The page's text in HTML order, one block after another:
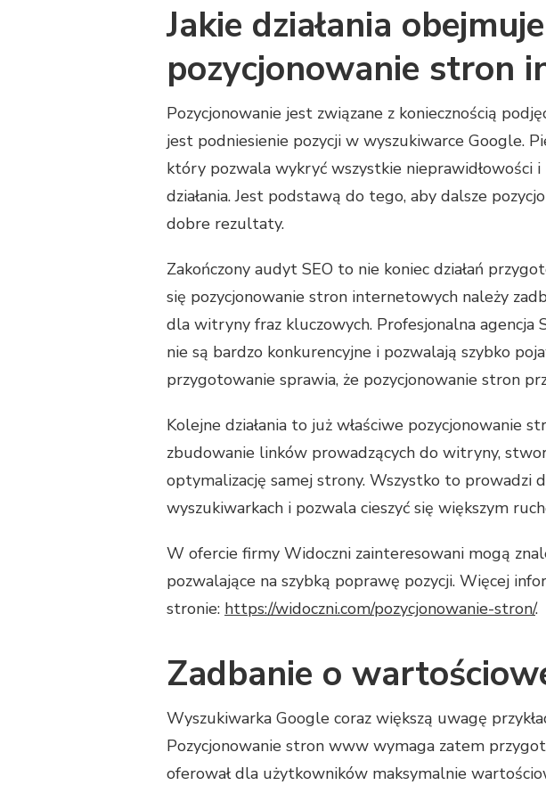
Jakie działania obejmuje
pozycjonowanie stron
Pozycjonowanie jest związane z koniecznością
jest podniesienie pozycji w wyszukiwarce Google.
który pozwala wykryć wszystkie nieprawidłowości
działania. Jest podstawą do tego, aby dalsze
dobre rezultaty.
Zakończony audyt SEO to nie koniec działań
się pozycjonowanie stron internetowych należy
dla witryny fraz kluczowych. Profesjonalna agencja
nie są bardzo konkurencyjne i pozwalają szybko
przygotowanie sprawia, że pozycjonowanie stron
Kolejne działania to już właściwe pozycjonowanie
zbudowanie linków prowadzących do witryny,
optymalizację samej strony. Wszystko to prowadzi
wyszukiwarkach i pozwala cieszyć się większym
W ofercie firmy Widoczni zainteresowani mogą
pozwalające na szybką poprawę pozycji. Więcej
stronie: https://widoczni.com/pozycjonowanie-stron/.
Zadbanie o
Wyszukiwarka Google coraz większą uwagę
Pozycjonowanie stron www wymaga zatem
oferował dla użytkowników maksymalnie